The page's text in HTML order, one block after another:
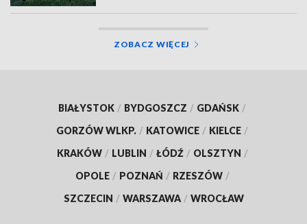
ZOBACZ WIĘCEJ
BIAŁYSTOK / BYDGOSZCZ / GDAŃSK /
GORZÓW WLKP. / KATOWICE / KIELCE /
KRAKÓW / LUBLIN / ŁÓDŹ / OLSZTYN /
OPOLE / POZNAŃ / RZESZÓW /
SZCZECIN / WARSZAWA / WROCŁAW